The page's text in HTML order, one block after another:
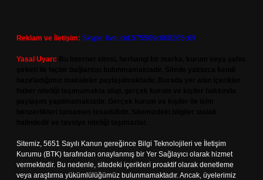
Reklam ve İletişim: Skype: live:.cid.575569c608265c69
Yasal Uyarı:
Sitemiz, 5651 Sayılı Kanun gereğince Bilgi Teknolojileri ve İletişim
Kurumu (BTK) tarafından onaylanmış bir Yer Sağlayıcı olarak hizmet
vermektedir. Bu nedenle, sitedeki içerikleri proaktif olarak denetleme
veya araştırma yükümlülüğümüz bulunmamaktadır. Ancak, üyelerimiz